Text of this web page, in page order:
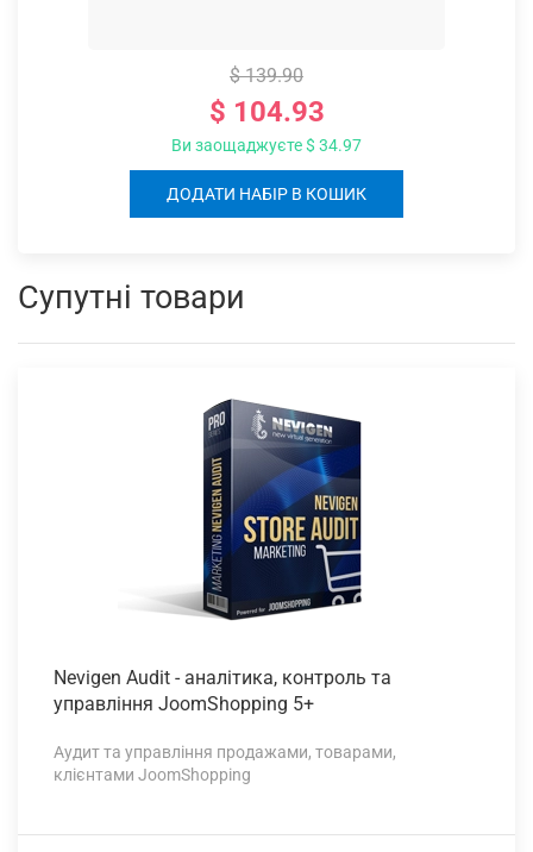
$ 139.90
$ 104.93
Ви заощаджуєте $ 34.97
ДОДАТИ НАБІР В КОШИК
Супутні товари
Nevigen Audit - аналітика, контроль та
управління JoomShopping 5+
Аудит та управління продажами, товарами,
клієнтами JoomShopping